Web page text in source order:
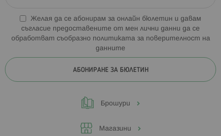
Желая да се абонирам за онлайн бюлетин и давам
съгласие предоставените от мен лични данни да се
обработват съобразно политиката за поверителност на
данните
АБОНИРАНЕ ЗА БЮЛЕТИН
Брошури
Магазини